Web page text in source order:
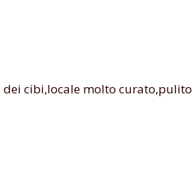
cibi,locale molto